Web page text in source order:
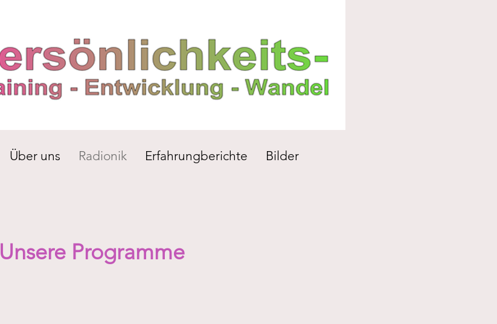
Über uns Radionik Erfahrungberichte Bilder
Unsere Programme